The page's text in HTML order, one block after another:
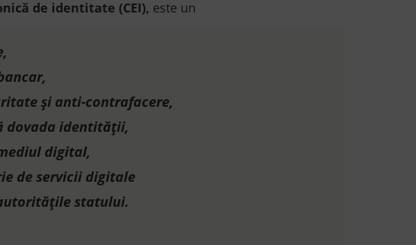
de identitate (CEI), este un
și anti-contrafacere,
dovada identității,
digital,
de servicii digitale
statului.